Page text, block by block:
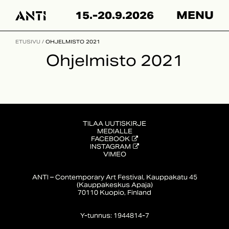
content
15.-20.9.2026 MENU
ETUSIVU / OHJELMISTO 2021
Ohjelmisto 2021
TILAA UUTISKIRJE
MEDIALLE
FACEBOOK
INSTAGRAM
VIMEO
ANTI – Contemporary Art Festival, Kauppakatu 45
(Kauppakeskus Apaja)
70110 Kuopio, Finland
Y-tunnus: 1944814-7